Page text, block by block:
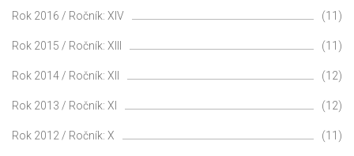
Rok 2016 / Ročník: XIV (11)
Rok 2015 / Ročník: XIII (11)
Rok 2014 / Ročník: XII (12)
Rok 2013 / Ročník: XI (12)
Rok 2012 / Ročník: X (11)